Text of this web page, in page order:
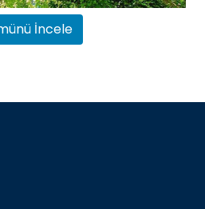
Belek Transfer
İncele